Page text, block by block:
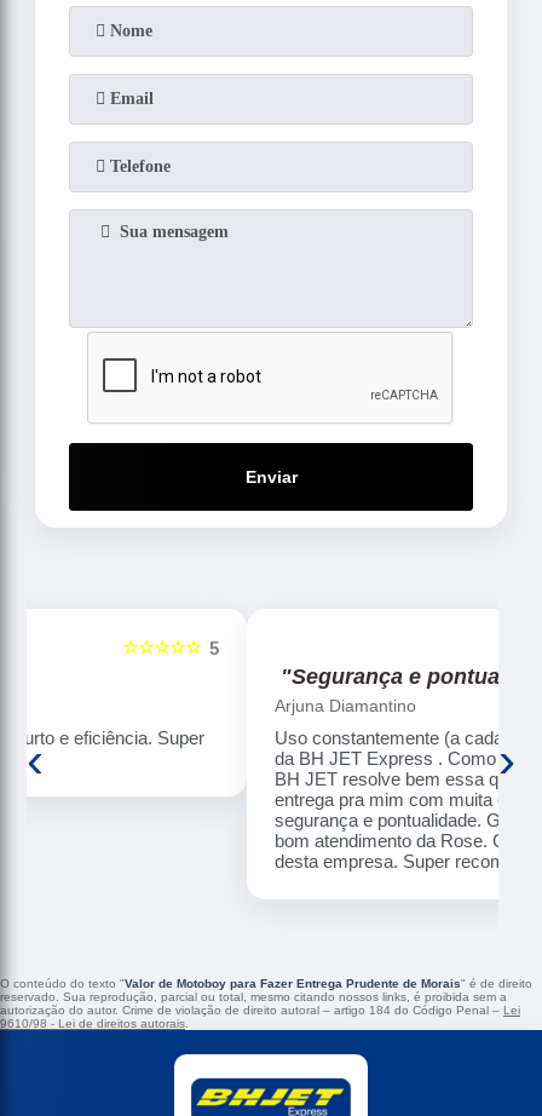
Enviar
"Segurança e pontualidade."
Uso constantemente (a cada 2 meses)os serviços
da BH JET Express . Como não moro em BH , a
BH JET resolve bem essa questão de coleta e
entrega pra mim com muita eficiência, rapidez,
segurança e pontualidade. Gosto de ressaltar o
bom atendimento da Rose. Confio nos serviços
desta empresa. Super recomendo!!!
‹ ›
O conteúdo do texto "Valor de Motoboy para Fazer Entrega Prudente de Morais" é de direito
reservado. Sua reprodução, parcial ou total, mesmo citando nossos links, é proibida sem a
autorização do autor. Crime de violação de direito autoral – artigo 184 do Código Penal – Lei
9610/98 - Lei de direitos autorais